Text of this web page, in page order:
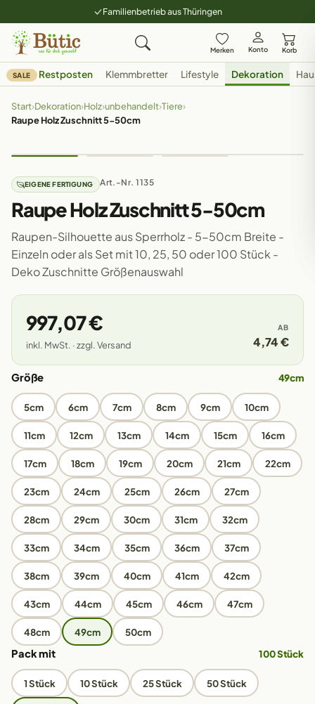
Familienbetrieb aus Thüringen
Merken Konto Korb
SALE Restposten Klemmbretter Lifestyle Dekoration
Start›Dekoration›Holz›unbehandelt›Tiere›
Raupe Holz Zuschnitt 5-50cm
EIGENE FERTIGUNG Art.-Nr. 1135
Raupe Holz Zuschnitt 5-50cm
Raupen-Silhouette aus Sperrholz - 5-50cm Breite -
Einzeln oder als Set mit 10, 25, 50 oder 100 Stück -
Deko Zuschnitte Größenauswahl
997,07 €
inkl. MwSt. · zzgl. Versand
AB
4,74 €
Größe 49cm
5cm 6cm 7cm 8cm 9cm 10cm
11cm 12cm 13cm 14cm 15cm 16cm
17cm 18cm 19cm 20cm 21cm 22cm
23cm 24cm 25cm 26cm 27cm
28cm 29cm 30cm 31cm 32cm
33cm 34cm 35cm 36cm 37cm
38cm 39cm 40cm 41cm 42cm
43cm 44cm 45cm 46cm 47cm
48cm 49cm 50cm
Pack mit 100 Stück
1 Stück 10 Stück 25 Stück 50 Stück